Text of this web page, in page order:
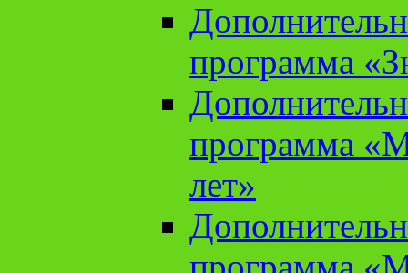
программа
программа
лет»